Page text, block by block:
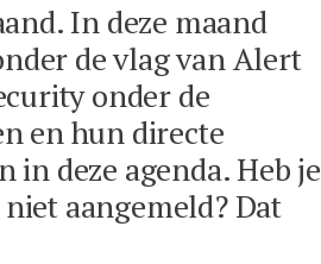
In deze maand
de vlag van Alert
onder de
en hun directe
deze agenda. Heb je
aangemeld? Dat